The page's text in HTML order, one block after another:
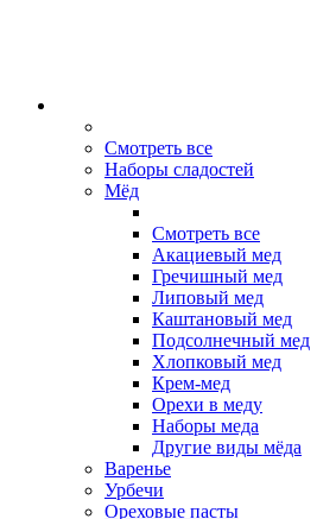
Смотреть все
Наборы сладостей
Мёд
Смотреть все
Акациевый мед
Гречишный мед
Липовый мед
Каштановый мед
Подсолнечный мед
Хлопковый мед
Крем-мед
Орехи в меду
Наборы меда
Другие виды мёда
Варенье
Урбечи
Ореховые пасты